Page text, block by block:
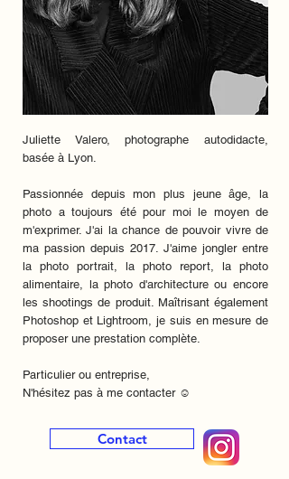
Juliette Valero, photographe autodidacte,
basée à Lyon.
Passionnée depuis mon plus jeune âge, la
photo a toujours été pour moi le moyen de
m'exprimer. J'ai la chance de pouvoir vivre de
ma passion depuis 2017. J'aime jongler entre
la photo portrait, la photo report, la photo
alimentaire, la photo d'architecture ou encore
les shootings de produit. Maîtrisant également
Photoshop et Lightroom, je suis en mesure de
proposer une prestation complète.
Particulier ou entreprise,
N'hésitez pas à me contacter ☺
Contact